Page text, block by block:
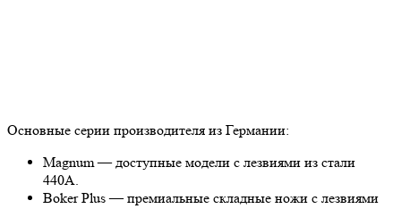
Основные серии производителя из Германии:
Magnum — доступные модели с лезвиями из стали
440А.
Boker Plus — премиальные складные ножи с лезвиями